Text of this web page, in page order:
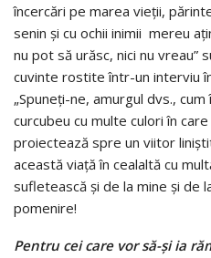
încercări pe marea vieții,
senin și cu ochii inimii mereu
nu pot să urăsc, nici nu vreau”
cuvinte rostite într-un interviu
„Spuneți-ne, amurgul dvs., cum
curcubeu cu multe culori în
proiectează spre un viitor
această viață în cealaltă cu
sufletească și de la mine și de
pomenire!
Pentru cei care vor să-și ia